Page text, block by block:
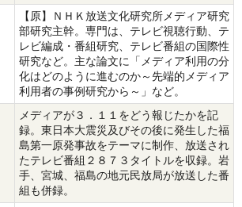
【原】ＮＨＫ放送文化研究所メディア研究
部研究主幹。専門は、テレビ視聴行動、テ
レビ編成・番組研究、テレビ番組の国際性
研究など。主な論文に「メディア利用の分
化はどのように進むのか～先端的メディア
利用者の事例研究から～」など。
メディアが３．１１をどう報じたかを記
録。東日本大震災及びその後に発生した福
島第一原発事故をテーマに制作、放送され
たテレビ番組２８７３タイトルを収録。岩
手、宮城、福島の地元民放局が放送した番
組も併録。